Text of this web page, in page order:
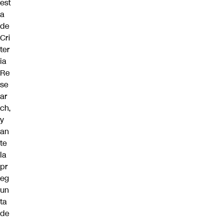
est
a
de
Cri
ter
ia
Re
se
ar
ch,
y
an
te
la
pr
eg
un
ta
de